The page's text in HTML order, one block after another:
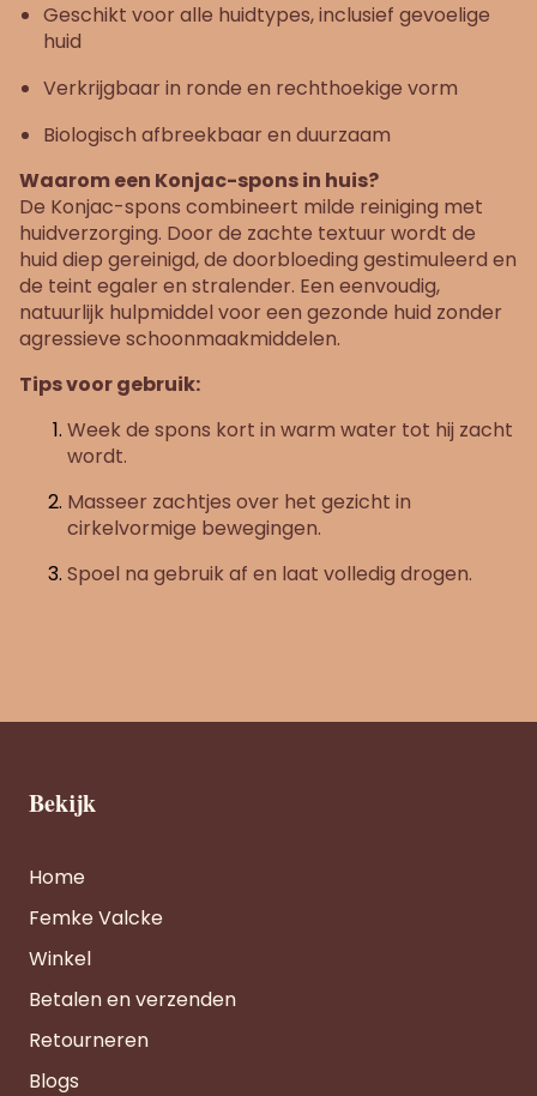
Geschikt voor alle huidtypes, inclusief gevoelige
huid
Verkrijgbaar in ronde en rechthoekige vorm
Biologisch afbreekbaar en duurzaam
Waarom een Konjac-spons in huis?
De Konjac-spons combineert milde reiniging met
huidverzorging. Door de zachte textuur wordt de
huid diep gereinigd, de doorbloeding gestimuleerd en
de teint egaler en stralender. Een eenvoudig,
natuurlijk hulpmiddel voor een gezonde huid zonder
agressieve schoonmaakmiddelen.
Tips voor gebruik:
Week de spons kort in warm water tot hij zacht
wordt.
Masseer zachtjes over het gezicht in
cirkelvormige bewegingen.
Spoel na gebruik af en laat volledig drogen.
Bekijk
Home
Femke Valcke
Winkel
Betalen en verzenden
Retourneren
Blogs